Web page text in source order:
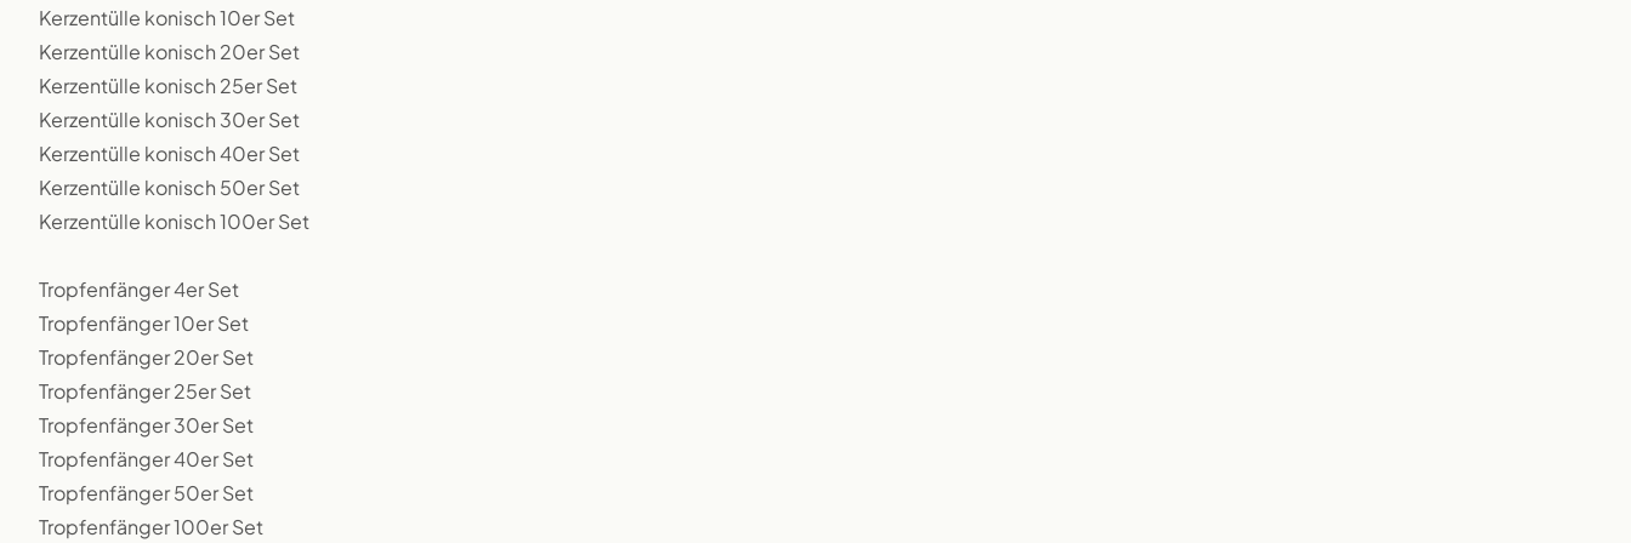
Kerzentülle konisch 10er Set
Kerzentülle konisch 20er Set
Kerzentülle konisch 25er Set
Kerzentülle konisch 30er Set
Kerzentülle konisch 40er Set
Kerzentülle konisch 50er Set
Kerzentülle konisch 100er Set
Tropfenfänger 4er Set
Tropfenfänger 10er Set
Tropfenfänger 20er Set
Tropfenfänger 25er Set
Tropfenfänger 30er Set
Tropfenfänger 40er Set
Tropfenfänger 50er Set
Tropfenfänger 100er Set